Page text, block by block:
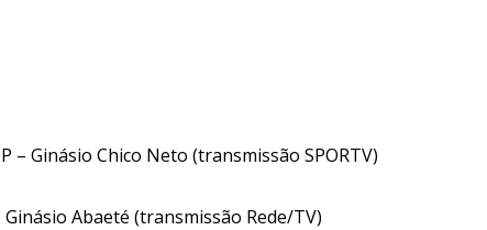
– Ginásio Chico Neto (transmissão SPORTV)
Abaeté (transmissão Rede/TV)